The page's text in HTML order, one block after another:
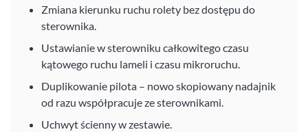
Zmiana kierunku ruchu rolety bez dostępu do
sterownika.
Ustawianie w sterowniku całkowitego czasu
kątowego ruchu lameli i czasu mikroruchu.
Duplikowanie pilota – nowo skopiowany nadajnik
od razu współpracuje ze sterownikami.
Uchwyt ścienny w zestawie.